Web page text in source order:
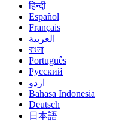
हिन्दी
Español
Français
العربية
বাংলা
Português
Русский
اردو
Bahasa Indonesia
Deutsch
日本語